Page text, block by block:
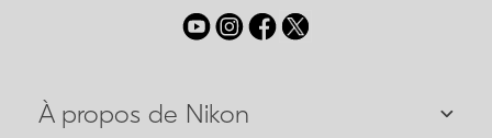
À propos de Nikon